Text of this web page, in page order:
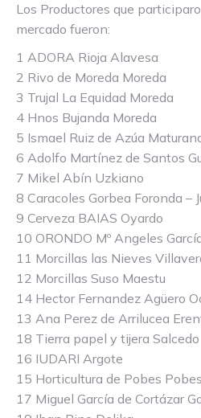
Los Productores que
mercado fueron:
1 ADORA Rioja Alavesa
2 Rivo de Moreda Moreda
3 Trujal La Equidad Moreda
4 Hnos Bujanda Moreda
5 Ismael Ruiz de Azúa
6 Adolfo Martínez de Santos
7 Mikel Abín Uzkiano
8 Caracoles Gorbea Foronda –
9 Cerveza BAIAS Oyardo
10 ORONDO Mº Angeles
11 Morcillas las Nieves
12 Morcillas Suso Maestu
14 Hector Fernandez Agüero
13 Ana Perez de Arrilucea
18 Tierra papel y tijera Salcedo
16 IUDARI Argote
15 Horticultura de Pobes Pobes
17 Miguel García de Cortázar